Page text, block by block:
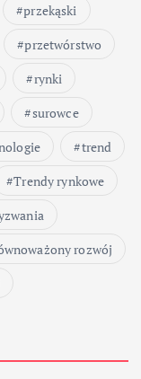
przekąski
przetwórstwo
rynki
surowce
trend
Trendy rynkowe
rozwój